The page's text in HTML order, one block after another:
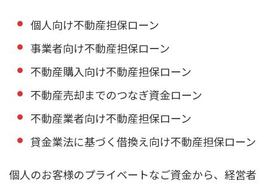
個人向け不動産担保ローン
事業者向け不動産担保ローン
不動産購入向け不動産担保ローン
不動産売却までのつなぎ資金ローン
不動産業者向け不動産担保ローン
貸金業法に基づく借換え向け不動産担保ローン
個人のお客様のプライベートなご資金から、経営者